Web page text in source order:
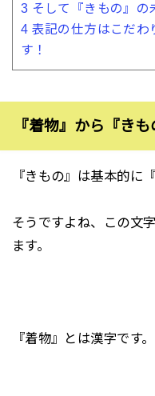
3 そして『きもの』の
4 表記の仕方はこだわ
す！
『着物』から『き
『きもの』は基本的に
そうですよね、この文
ます。
『着物』とは漢字です。